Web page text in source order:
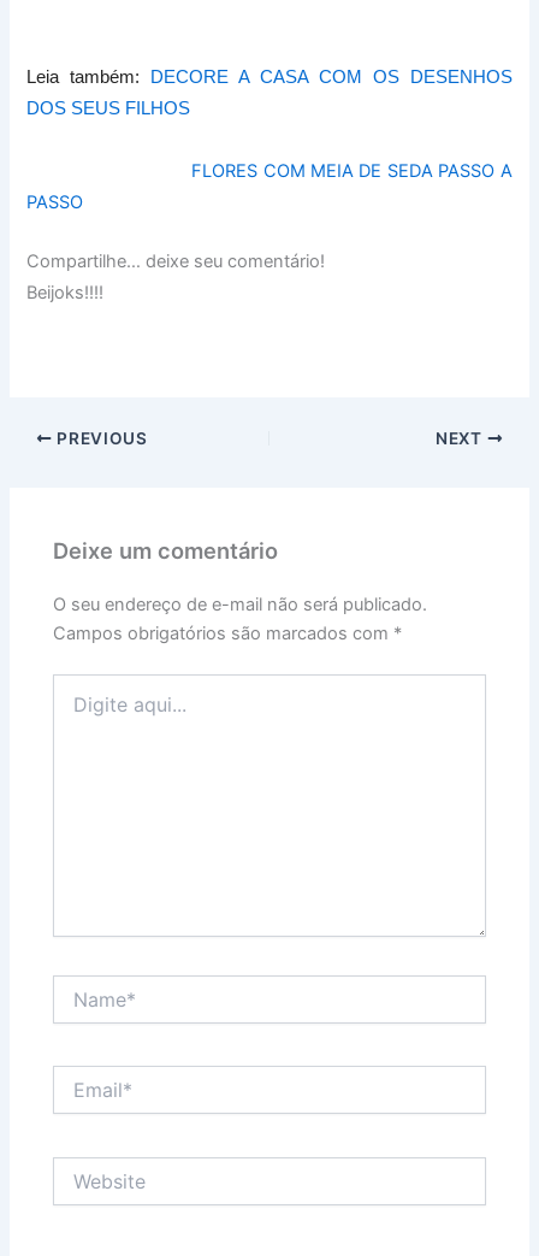
Leia também:
DECORE A CASA COM OS DESENHOS
DOS SEUS FILHOS
FLORES COM MEIA DE SEDA PASSO A
PASSO
Compartilhe… deixe seu comentário!
Beijoks!!!!
PREVIOUS NEXT
Deixe um comentário
O seu endereço de e-mail não será publicado.
Campos obrigatórios são marcados com *
aqui...